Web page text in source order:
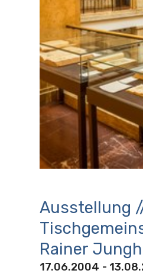
Ausstellung
Rainer
17.06.2004 -